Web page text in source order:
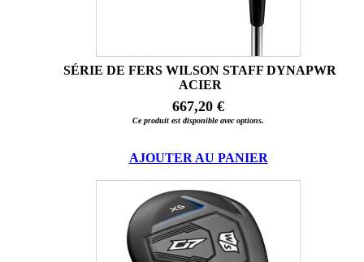
SÉRIE DE FERS WILSON STAFF DYNAPWR
ACIER
667,20 €
Ce produit est disponible avec options.
AJOUTER AU PANIER